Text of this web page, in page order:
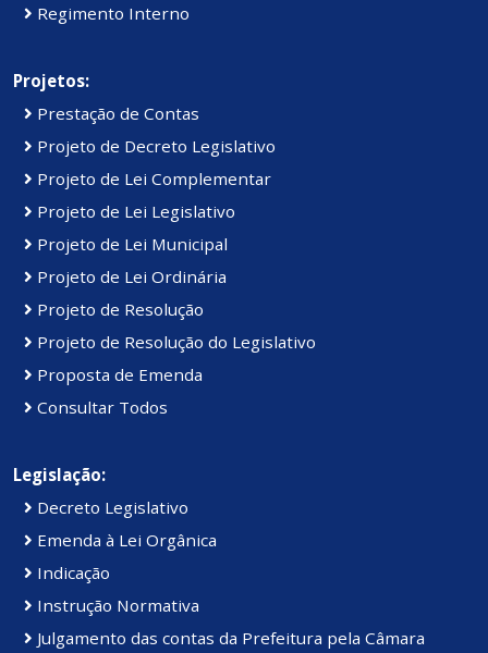
Regimento Interno
Projetos:
Prestação de Contas
Projeto de Decreto Legislativo
Projeto de Lei Complementar
Projeto de Lei Legislativo
Projeto de Lei Municipal
Projeto de Lei Ordinária
Projeto de Resolução
Projeto de Resolução do Legislativo
Proposta de Emenda
Consultar Todos
Legislação:
Decreto Legislativo
Emenda à Lei Orgânica
Indicação
Instrução Normativa
Julgamento das contas da Prefeitura pela Câmara